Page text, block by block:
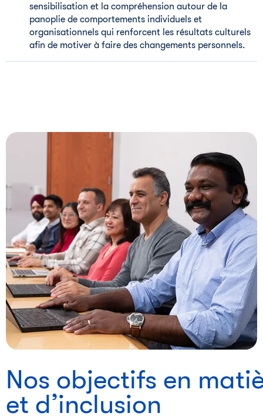
sensibilisation et la compréhension autour de la
panoplie de comportements individuels et
organisationnels qui renforcent les résultats culturels
afin de motiver à faire des changements personnels.
Nos objectifs en
et d’inclusion